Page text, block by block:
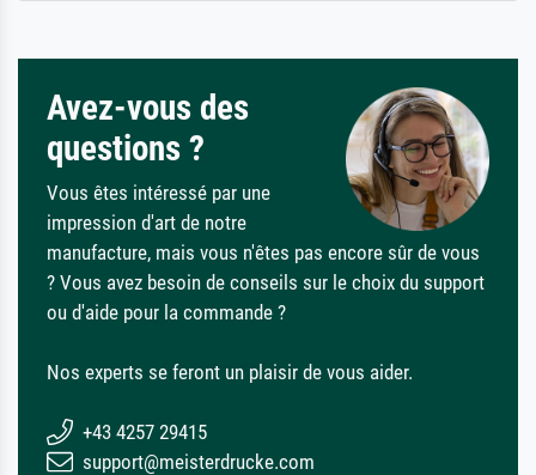
Avez-vous des
questions ?
Vous êtes intéressé par une
impression d'art de notre
manufacture, mais vous n'êtes pas encore sûr de vous
? Vous avez besoin de conseils sur le choix du support
ou d'aide pour la commande ?
Nos experts se feront un plaisir de vous aider.
+43 4257 29415
support@meisterdrucke.com